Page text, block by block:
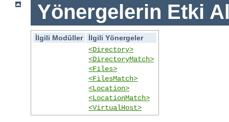
Yönergelerin Etki
İlgili Modüller
İlgili Yönergeler
<Directory>
<DirectoryMatch>
<Files>
<FilesMatch>
<Location>
<LocationMatch>
<VirtualHost>